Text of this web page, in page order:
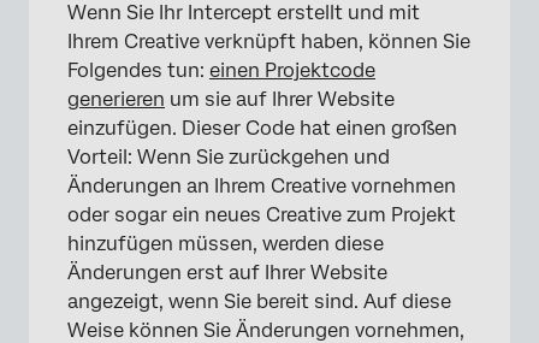
Wenn Sie Ihr Intercept erstellt und mit
Ihrem Creative verknüpft haben, können Sie
Folgendes tun: einen Projektcode
generieren um sie auf Ihrer Website
einzufügen. Dieser Code hat einen großen
Vorteil: Wenn Sie zurückgehen und
Änderungen an Ihrem Creative vornehmen
oder sogar ein neues Creative zum Projekt
hinzufügen müssen, werden diese
Änderungen erst auf Ihrer Website
angezeigt, wenn Sie bereit sind. Auf diese
Weise können Sie Änderungen vornehmen,